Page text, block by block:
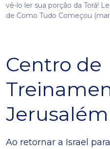
vê-lo ler sua porção da Torá!
de Como Tudo Começou
Centro de
Jerusalém
Ao retornar a Israel